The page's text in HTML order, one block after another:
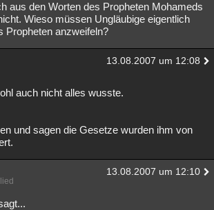
aus den Worten des Propheten Mohameds
Wieso müssen Ungläubige eigentlich
Propheten anzweifeln?
13.08.2007 um 12:08
auch nicht alles wusste.
und sagen die Gesetze wurden ihm von
13.08.2007 um 12:10